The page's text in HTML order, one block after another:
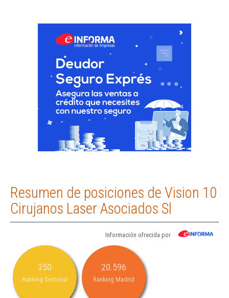
Resumen de posiciones de Vision 10
Cirujanos Laser Asociados Sl
Información ofrecida por
350
Ranking Sectorial
20.596
Ranking Madrid